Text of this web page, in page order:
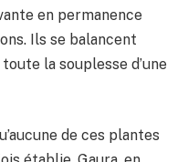
en permanence
Ils se balancent
la souplesse d’une
de ces plantes